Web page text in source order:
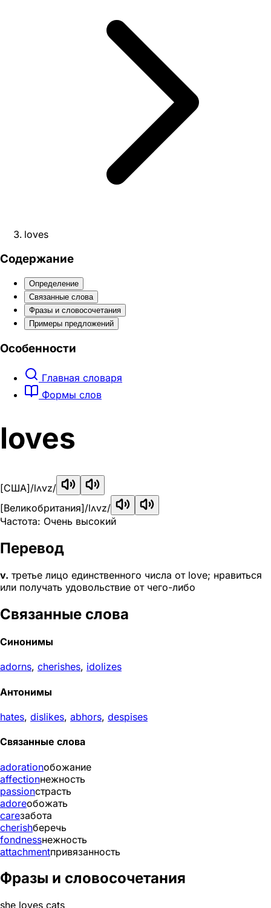
loves
Содержание
Определение
Связанные слова
Фразы и словосочетания
Примеры предложений
Особенности
Главная словаря
Формы слов
loves
[США]/lʌvz/
[Великобритания]/lʌvz/
Частота: Очень высокий
Перевод
v. третье лицо единственного числа от love; нравиться
или получать удовольствие от чего-либо
Связанные слова
Синонимы
adorns, cherishes, idolizes
Антонимы
hates, dislikes, abhors, despises
Связанные слова
adorationобожание
affectionнежность
passionстрасть
adoreобожать
careзабота
cherishберечь
fondnessнежность
attachmentпривязанность
Фразы и словосочетания
she loves cats